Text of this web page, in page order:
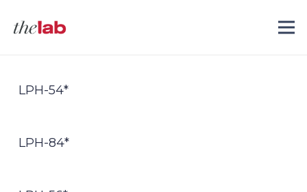
LPH-54*
LPH-84*